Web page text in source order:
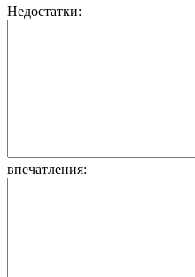
Недостатки:
впечатления: